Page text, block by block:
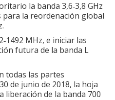
la banda 3,6‐3,8 GHz
para la reordenación global
MHz, e iniciar las
futura de la banda L
todas las partes
de junio de 2018, la hoja
liberación de la banda 700